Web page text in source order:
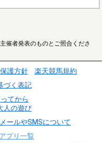
催者発表のものとご照合くださ
護方針
楽天競馬規約
づく表記
てから
人の遊び
ールやSMSについて
アプリ一覧